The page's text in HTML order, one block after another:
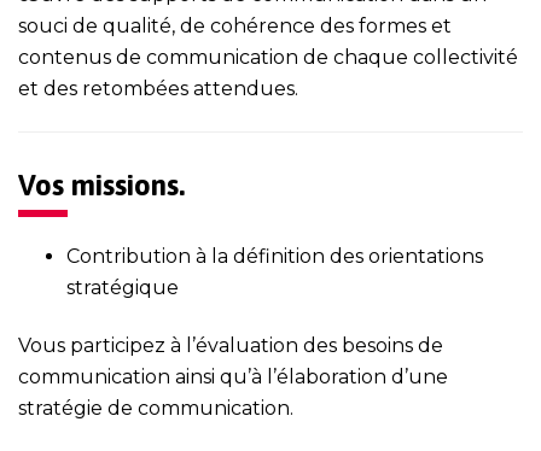
souci de qualité, de cohérence des formes et
contenus de communication de chaque collectivité
et des retombées attendues.
Vos missions.
Contribution à la définition des orientations
stratégique
Vous participez à l’évaluation des besoins de
communication ainsi qu’à l’élaboration d’une
stratégie de communication.